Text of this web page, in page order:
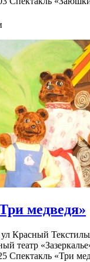
медведя»
Красный
театр
Спектакль «Три